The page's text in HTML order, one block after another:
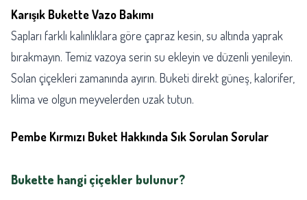
Karışık Bukette Vazo Bakımı
Sapları farklı kalınlıklara göre çapraz kesin, su altında yaprak
bırakmayın. Temiz vazoya serin su ekleyin ve düzenli yenileyin.
Solan çiçekleri zamanında ayırın. Buketi direkt güneş, kalorifer,
klima ve olgun meyvelerden uzak tutun.
Pembe Kırmızı Buket Hakkında Sık Sorulan Sorular
Bukette hangi çiçekler bulunur?